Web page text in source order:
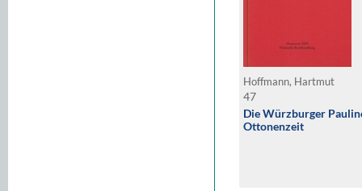
Hoffmann, Hartmut
47
Die Würzburger
Ottonenzeit